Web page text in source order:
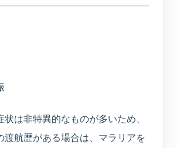
状は非特異的なものが多いため、
渡航歴がある場合は、マラリアを